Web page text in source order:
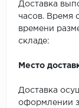
Доставка
часов. Время
времени
складе:
Место
Доставка
оформлении